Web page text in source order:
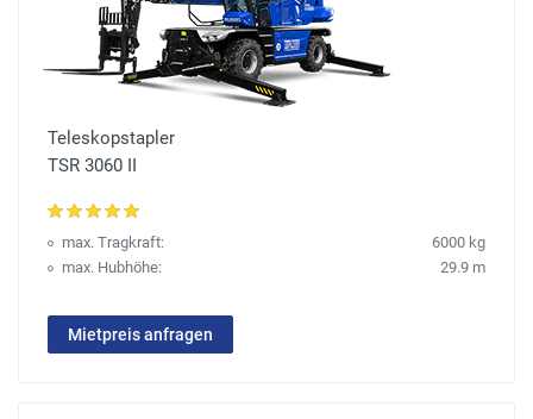
Teleskopstapler
TSR 3060 II
max. Tragkraft:
6000 kg
max. Hubhöhe:
29.9 m
Mietpreis anfragen